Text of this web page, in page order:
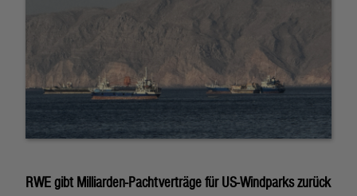
RWE gibt Milliarden-Pachtverträge für US-Windparks zurück